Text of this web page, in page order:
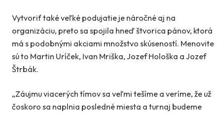
Vytvoriť také veľké podujatie je náročné aj na
organizáciu, preto sa spojila hneď štvorica pánov, ktorá
má s podobnými akciami množstvo skúseností. Menovite
sú to Martin Uríček, Ivan Mriška, Jozef Hološka a Jozef
Štrbák.
„Záujmu viacerých tímov sa veľmi tešíme a veríme, že už
čoskoro sa naplnia posledné miesta a turnaj budeme